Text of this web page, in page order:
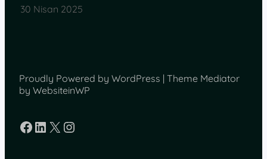
30 Nisan 2025
Proudly Powered by WordPress | Theme Mediator
by WebsiteinWP
Facebook
LinkedIn
X Instagram